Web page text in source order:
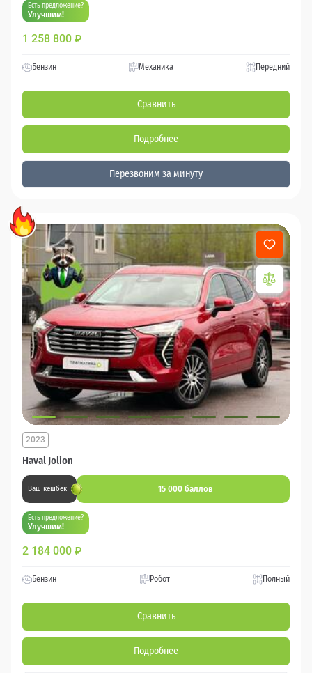
Есть предложение?
Улучшим!
1 258 800 ₽
Бензин Механика Передний
Сравнить
Подробнее
Перезвоним за минуту
Haval Jolion
2023
Ваш кешбек 15 000 баллов
Есть предложение?
Улучшим!
2 184 000 ₽
Бензин Робот Полный
Сравнить
Подробнее